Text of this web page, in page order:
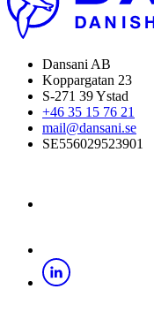
Dansani AB
Koppargatan 23
S-271 39 Ystad
+46 35 15 76 21
mail@dansani.se
SE556029523901